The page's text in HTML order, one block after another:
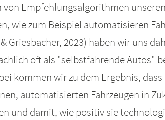
Empfehlungsalgorithmen
wie zum Beispiel automatisieren
Griesbacher, 2023) haben wir uns
oft als "selbstfahrende Autos"
kommen wir zu dem Ergebnis,
automatisierten Fahrzeugen in
und damit, wie positiv sie